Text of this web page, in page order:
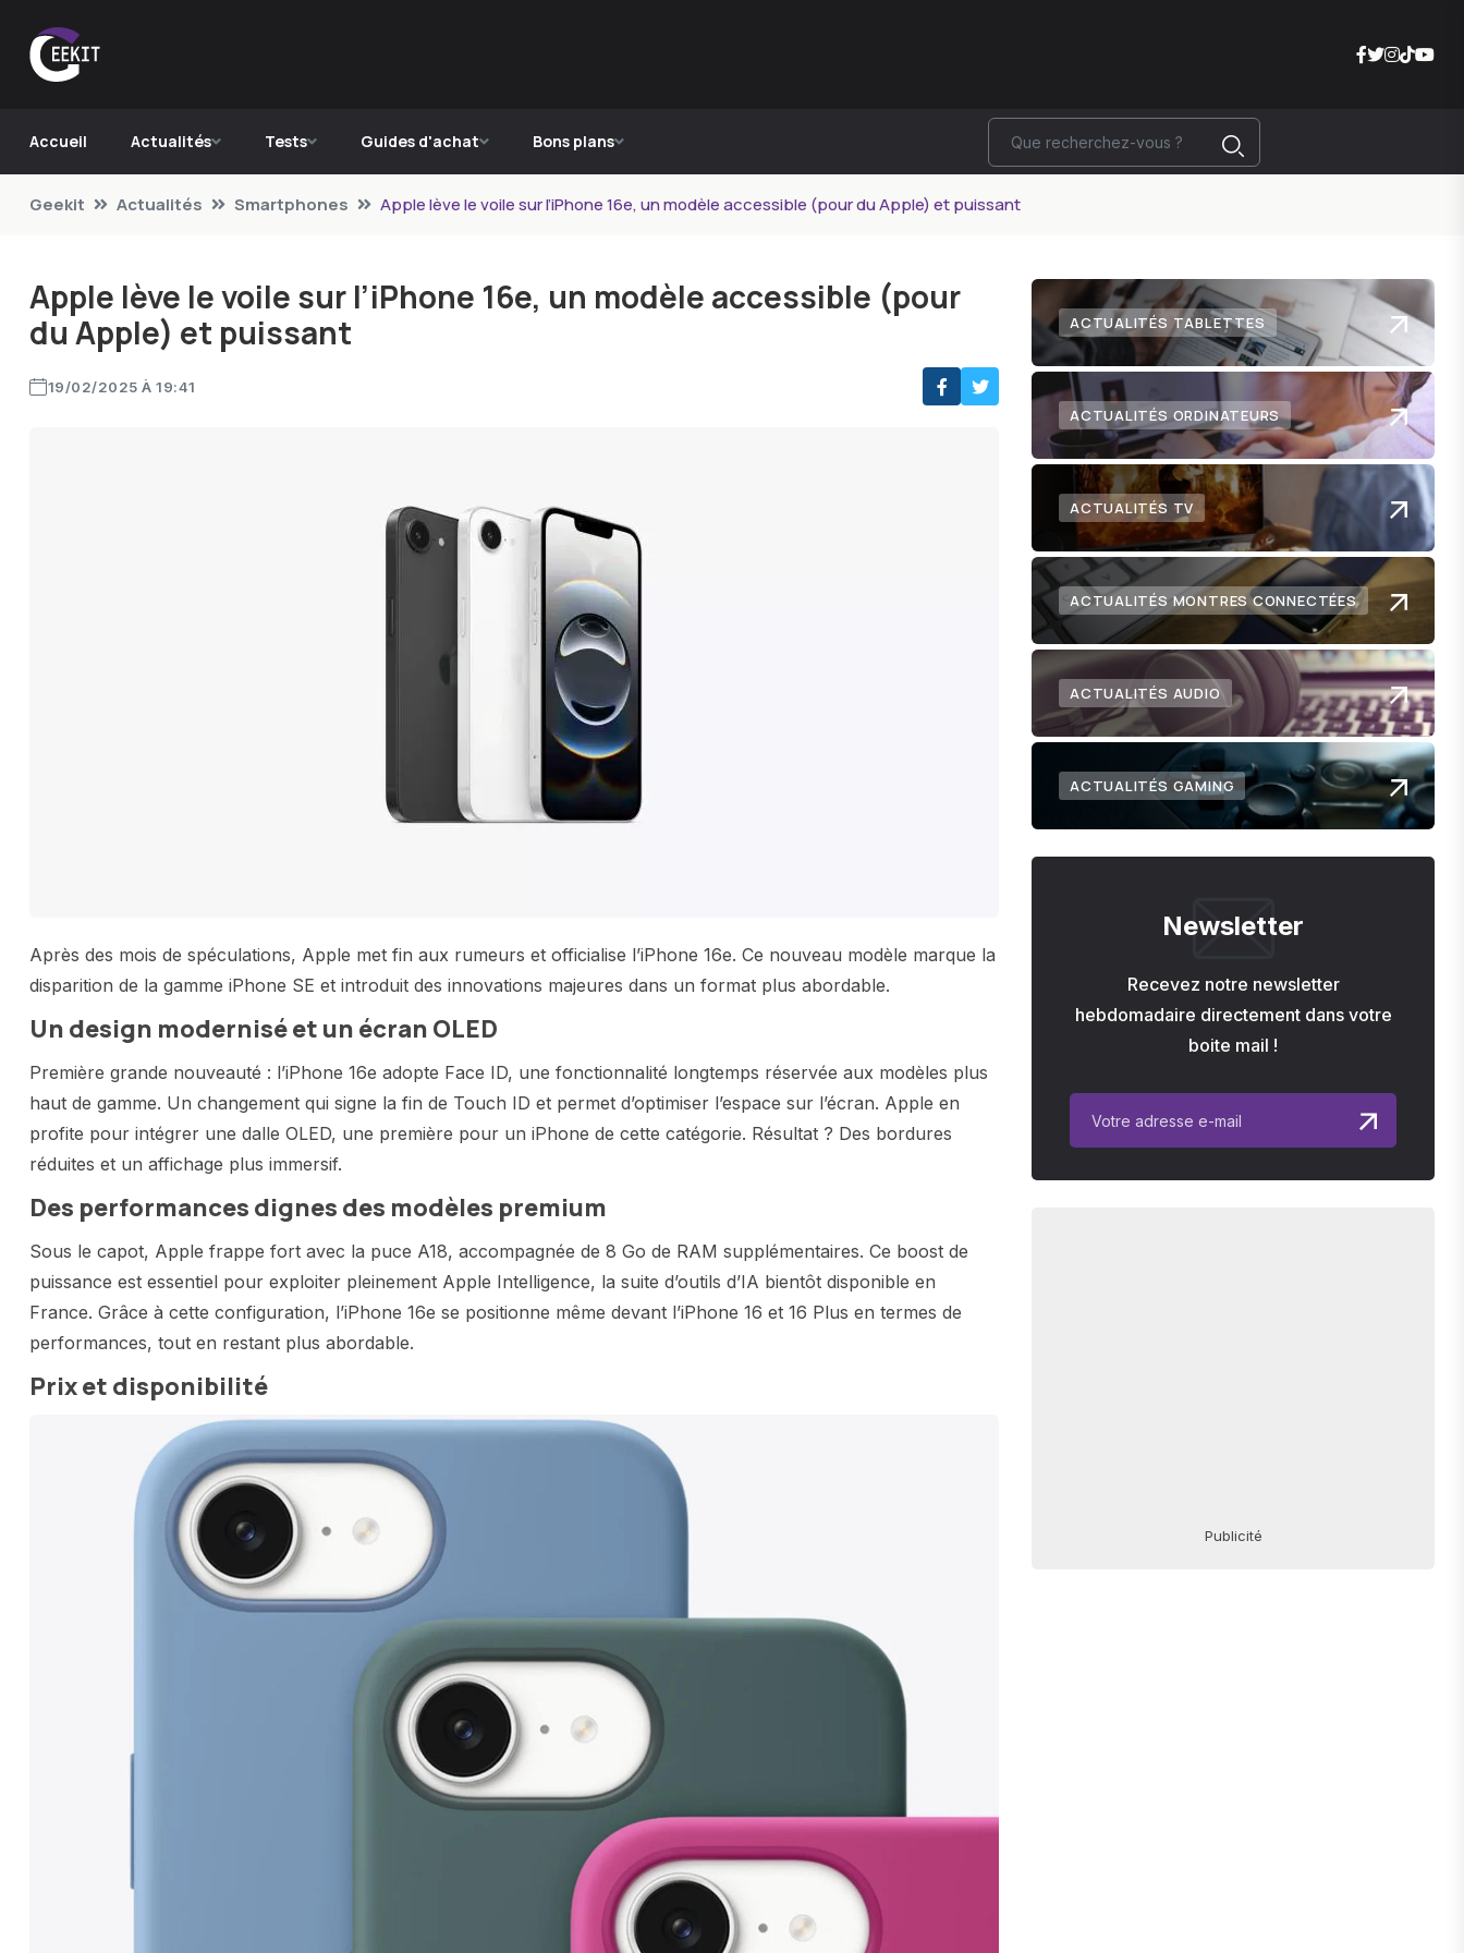
Accueil Actualités Tests Guides d'achat Bons plans
Geekit Actualités Smartphones Apple lève le voile sur l’iPhone 16e, un modèle accessible (pour du Apple) et puissant
Apple lève le voile sur l’iPhone 16e, un modèle accessible (pour
du Apple) et puissant
19/02/2025 À 19:41
Après des mois de spéculations, Apple met fin aux rumeurs et officialise l’iPhone 16e. Ce nouveau modèle marque la
disparition de la gamme iPhone SE et introduit des innovations majeures dans un format plus abordable.
Un design modernisé et un écran OLED
Première grande nouveauté : l’iPhone 16e adopte Face ID, une fonctionnalité longtemps réservée aux modèles plus
haut de gamme. Un changement qui signe la fin de Touch ID et permet d’optimiser l’espace sur l’écran. Apple en
profite pour intégrer une dalle OLED, une première pour un iPhone de cette catégorie. Résultat ? Des bordures
réduites et un affichage plus immersif.
Des performances dignes des modèles premium
Sous le capot, Apple frappe fort avec la puce A18, accompagnée de 8 Go de RAM supplémentaires. Ce boost de
puissance est essentiel pour exploiter pleinement Apple Intelligence, la suite d’outils d’IA bientôt disponible en
France. Grâce à cette configuration, l’iPhone 16e se positionne même devant l’iPhone 16 et 16 Plus en termes de
performances, tout en restant plus abordable.
Prix et disponibilité
ACTUALITÉS TABLETTES
ACTUALITÉS ORDINATEURS
ACTUALITÉS TV
ACTUALITÉS MONTRES CONNECTÉES
ACTUALITÉS AUDIO
ACTUALITÉS GAMING
Newsletter
Recevez notre newsletter
hebdomadaire directement dans votre
boite mail !
Publicité